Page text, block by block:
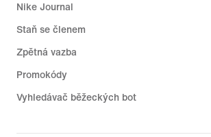
Nike Journal
Staň se členem
Zpětná vazba
Promokódy
Vyhledávač běžeckých bot